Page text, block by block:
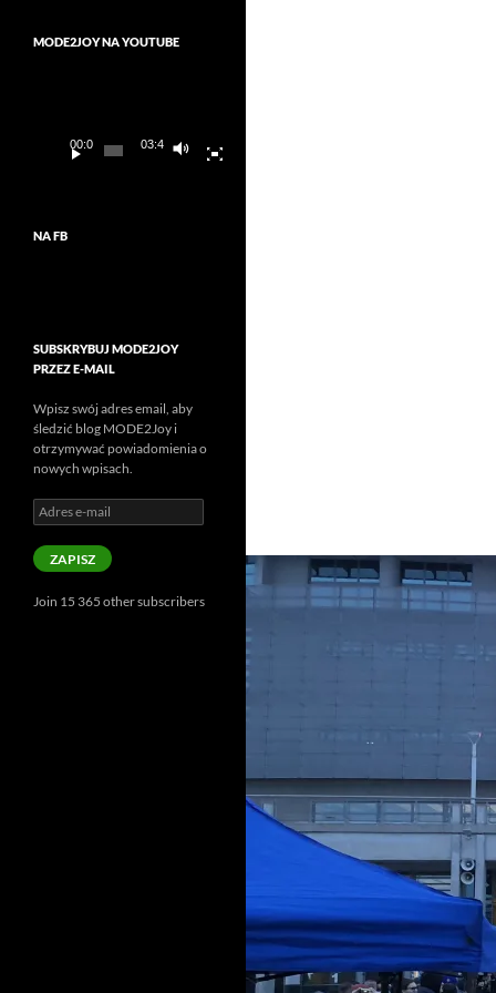
MODE2JOY NA YOUTUBE
00:00 03:45
NA FB
SUBSKRYBUJ MODE2JOY
PRZEZ E-MAIL
Wpisz swój adres email, aby
śledzić blog MODE2Joy i
otrzymywać powiadomienia o
nowych wpisach.
Adres
e-
mail
ZAPISZ
Join 15 365 other subscribers